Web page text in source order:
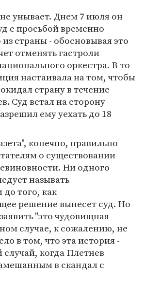
унывает. Днем 7 июля он
с просьбой временно
страны - обосновывая это
отменять гастроли
оркестра. В то
настаивала на том, чтобы
страну в течение
Суд встал на сторону
ему уехать до 18
конечно, правильно
о существовании
Ни одного
называть
того, как
решение вынесет суд. Но
"это чудовищная
случае, к сожалению, не
в том, что эта история -
когда Плетнев
в скандал с